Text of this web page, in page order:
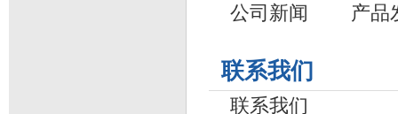
公司新闻 产品
联系我们
联系我们